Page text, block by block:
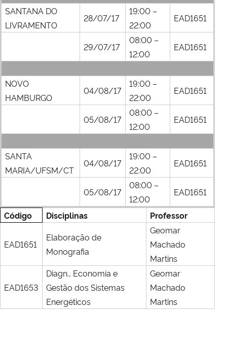
SANTANA DO
LIVRAMENTO
28/07/17
19:00 –
22:00
EAD1651
29/07/17
08:00 –
12:00
EAD1651
NOVO
HAMBURGO
04/08/17
19:00 –
22:00
EAD1651
05/08/17
08:00 –
12:00
EAD1651
SANTA
MARIA/UFSM/CT
04/08/17
19:00 –
22:00
EAD1651
05/08/17
08:00 –
12:00
EAD1651
Código Disciplinas Professor
EAD1651
Elaboração de
Monografia
Geomar
Machado
Martins
EAD1653
Diagn., Economia e
Gestão dos Sistemas
Energéticos
Geomar
Machado
Martins